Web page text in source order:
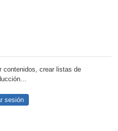
contenidos, crear listas de
sesión